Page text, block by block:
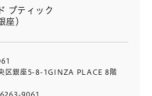
ブティック
座）
区銀座5-8-1GINZA PLACE 8階
9061